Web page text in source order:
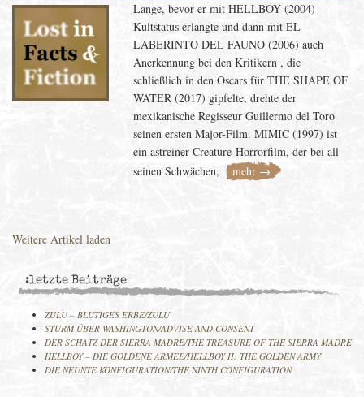
Lange, bevor er mit HELLBOY (2004)
Kultstatus erlangte und dann mit EL
LABERINTO DEL FAUNO (2006) auch
Anerkennung bei den Kritikern , die
schließlich in den Oscars für THE SHAPE OF
WATER (2017) gipfelte, drehte der
mexikanische Regisseur Guillermo del Toro
seinen ersten Major-Film. MIMIC (1997) ist
ein astreiner Creature-Horrorfilm, der bei all
seinen Schwächen,
mehr →
Weitere Artikel laden
:letzte Beiträge
ZULU – BLUTIGES ERBE/ZULU
STURM ÜBER WASHINGTON/ADVISE AND CONSENT
DER SCHATZ DER SIERRA MADRE/THE TREASURE OF THE SIERRA MADRE
HELLBOY – DIE GOLDENE ARMEE/HELLBOY II: THE GOLDEN ARMY
DIE NEUNTE KONFIGURATION/THE NINTH CONFIGURATION